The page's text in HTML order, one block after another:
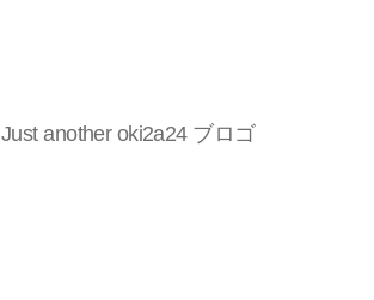
Just another oki2a24 ブロゴ